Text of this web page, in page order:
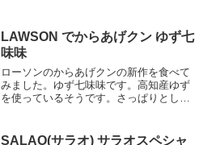
す。今回は...
LAWSON でからあげクン ゆず七
味味
ローソンのからあげクンの新作を食べて
みました。ゆず七味味です。高知産ゆず
を使っているそうです。さっぱりとした
性に食べたくなります。スナック感覚で
SALAO(サラオ) サラオスペシャ